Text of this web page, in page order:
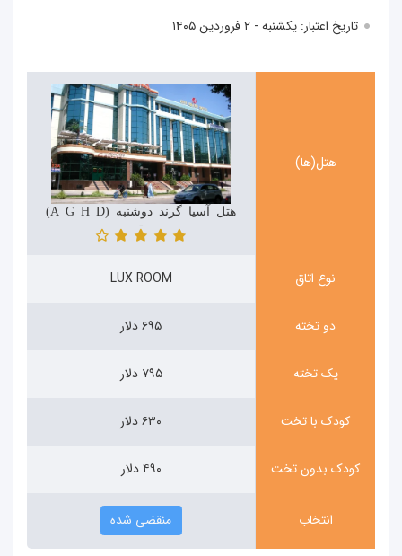
تاریخ اعتبار: یکشنبه - ۲ فروردین ۱۴۰۵
هتل(ها)
هتل آسیا گرند دوشنبه (Asia Grand Hotel Dushanbe)
-
نوع اتاق LUX ROOM
دو تخته ۶۹۵ دلار
یک تخته ۷۹۵ دلار
کودک با تخت ۶۳۰ دلار
کودک بدون تخت ۴۹۰ دلار
انتخاب منقضی شده